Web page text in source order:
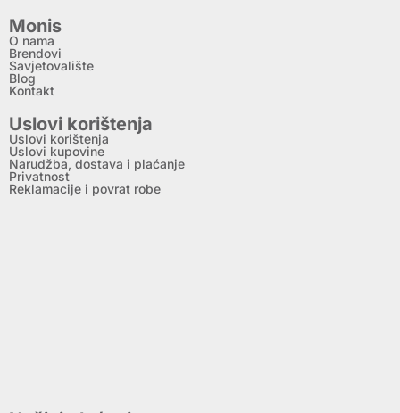
Monis
O nama
Brendovi
Savjetovalište
Blog
Kontakt
Uslovi korištenja
Uslovi korištenja
Uslovi kupovine
Narudžba, dostava i plaćanje
Privatnost
Reklamacije i povrat robe